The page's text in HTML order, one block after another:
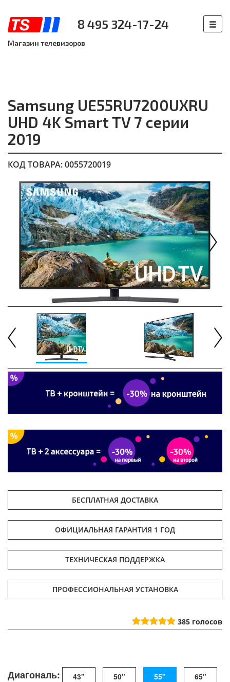
8 495 324-17-24
Магазин телевизоров
Samsung UE55RU7200UXRU
UHD 4K Smart TV 7 серии
2019
КОД ТОВАРА: 0055720019
БЕСПЛАТНАЯ ДОСТАВКА
ОФИЦИАЛЬНАЯ ГАРАНТИЯ 1 ГОД
ТЕХНИЧЕСКАЯ ПОДДЕРЖКА
ПРОФЕССИОНАЛЬНАЯ УСТАНОВКА
385 голосов
Диагональ: 43" 50" 55" 65"